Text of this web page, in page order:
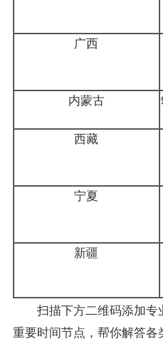
广西
内蒙古
西藏
宁夏
新疆
扫描下方二维码添加专
重要时间节点，帮你解答